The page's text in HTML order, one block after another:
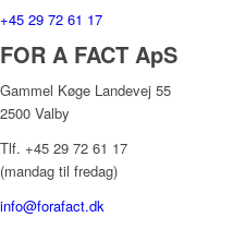
+45 29 72 61 17
FOR A FACT ApS
Gammel Køge Landevej 55
2500 Valby
Tlf. +45 29 72 61 17
(mandag til fredag)
info@forafact.dk